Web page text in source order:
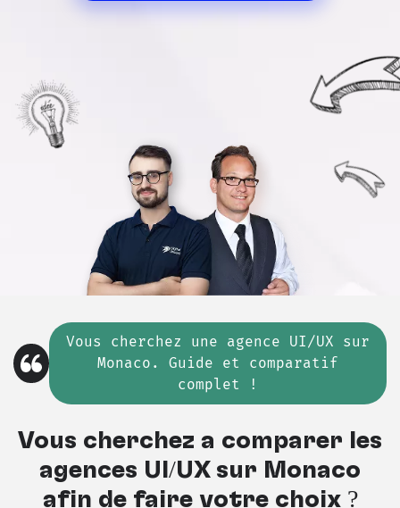
Vous cherchez une agence UI/UX sur
Monaco. Guide et comparatif
complet !
Vous cherchez à comparer les
agences UI/UX sur Monaco
afin de faire votre choix ?